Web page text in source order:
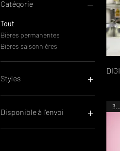
Catégorie
Tout
Bières permanentes
Bières saisonnières
Styles
IPA (et autres)
Disponible à l'envoi
Oui
33CL